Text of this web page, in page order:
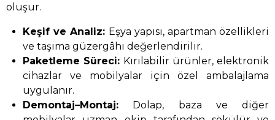
oluşur.
Keşif ve Analiz: Eşya yapısı, apartman özellikleri
ve taşıma güzergâhı değerlendirilir.
Paketleme Süreci: Kırılabilir ürünler, elektronik
cihazlar ve mobilyalar için özel ambalajlama
uygulanır.
Demontaj–Montaj: Dolap, baza ve diğer